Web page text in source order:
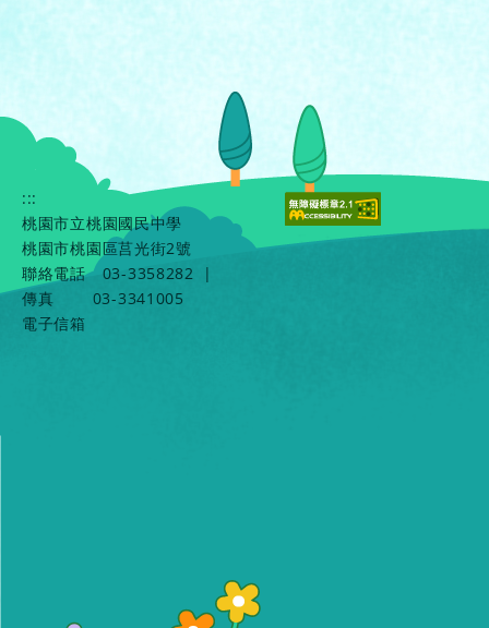
:::
桃園市立桃園國民中學
桃園市桃園區莒光街2號
聯絡電話
03-3358282
|
傳真
03-3341005
電子信箱